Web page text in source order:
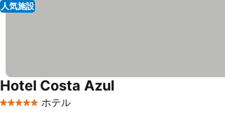
人気施設
5 ホテルのランク
ホテル
Hotel Costa Azul